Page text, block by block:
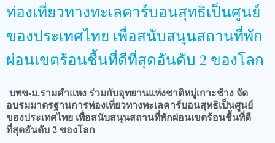
ท่องเที่ยวทางทะเลคาร์บอนสุทธิเป็นศูนย์
ของประเทศไทย เพื่อสนับสนุนสถานที่พัก
ผ่อนเขตร้อนชื้นที่ดีที่สุดอันดับ 2 ของโลก
บพข-ม.รามคำแหง ร่วมกับอุทยานแห่งชาติหมู่เกาะช้าง จัด
อบรมมาตรฐานการท่องเที่ยวทางทะเลคาร์บอนสุทธิเป็นศูนย์
ของประเทศไทย เพื่อสนับสนุนสถานที่พักผ่อนเขตร้อนชื้นที่ดี
ที่สุดอันดับ 2 ของโลก